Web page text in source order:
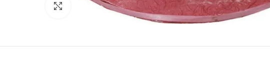
Click to enlarge